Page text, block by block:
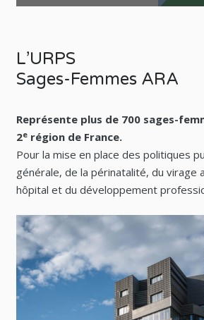
L’URPS
Sages-Femmes ARA
Représente plus de 700 sages-
2erégion de France.
Pour la mise en place des politiques
générale, de la périnatalité, du virage
hôpital et du développement